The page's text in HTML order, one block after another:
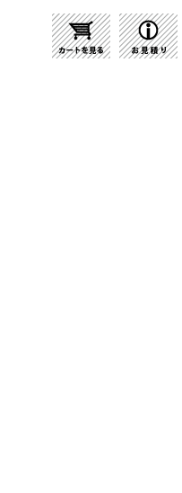
リア照明の通信販売【ライトスタイ